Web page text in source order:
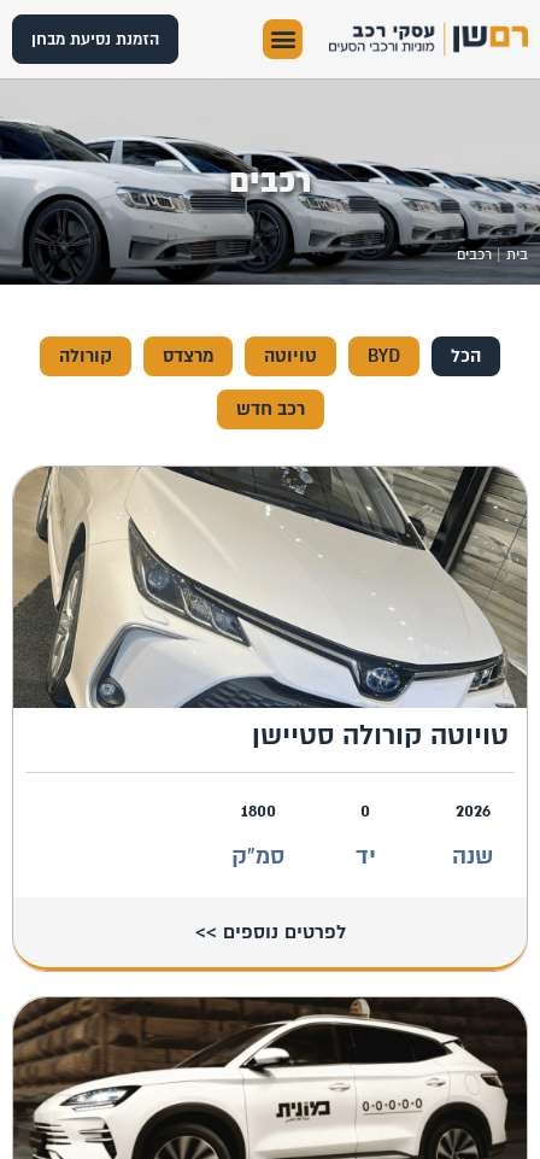
הזמנת נסיעת מבחן
רכבים
בית|רכבים
הכל BYD טויוטה מרצדס קורולה
רכב חדש
טויוטה קורולה סטיישן
2026
שנה
0
יד
1800
סמ"ק
לפרטים נוספים >>